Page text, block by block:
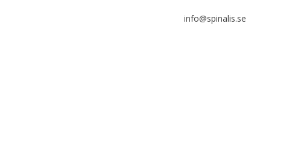
info@spinalis.se